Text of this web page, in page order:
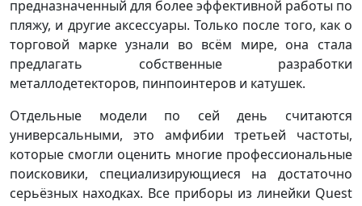
предназначенный для более эффективной работы по
пляжу, и другие аксессуары. Только после того, как о
торговой марке узнали во всём мире, она стала
предлагать собственные разработки
металлодетекторов, пинпоинтеров и катушек.
Отдельные модели по сей день считаются
универсальными, это амфибии третьей частоты,
которые смогли оценить многие профессиональные
поисковики, специализирующиеся на достаточно
серьёзных находках. Все приборы из линейки Quest